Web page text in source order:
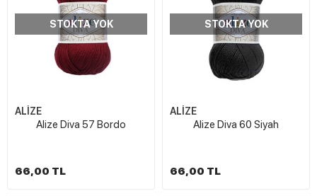
STOKTA YOK
ALİZE
Alize Diva 57 Bordo
66,00 TL
STOKTA YOK
ALİZE
Alize Diva 60 Siyah
66,00 TL